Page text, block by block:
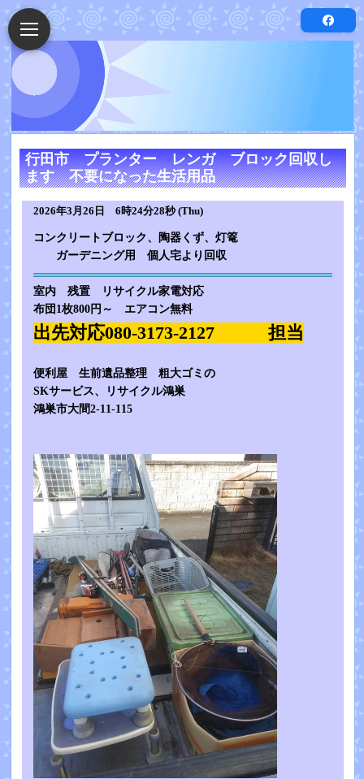
行田市 プランター レンガ ブロック回収し
ます 不要になった生活用品
2026年3月26日 6時24分28秒 (Thu)
コンクリートブロック、陶器くず、灯篭
ガーデニング用 個人宅より回収
室内 残置 リサイクル家電対応
布団1枚800円～ エアコン無料
出先対応080-3173-2127 担当
便利屋 生前遺品整理 粗大ゴミの
SKサービス、リサイクル鴻巣
鴻巣市大間2-11-115